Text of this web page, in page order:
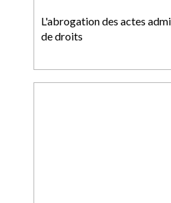
L'abrogation des actes
de droits